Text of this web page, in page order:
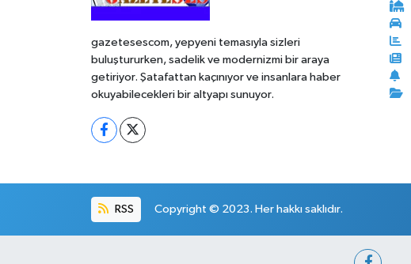
gazetesescom, yepyeni temasıyla sizleri
buluştururken, sadelik ve modernizmi bir araya
getiriyor. Şatafattan kaçınıyor ve insanlara haber
okuyabilecekleri bir altyapı sunuyor.
RSS Copyright © 2023. Her hakkı saklıdır.